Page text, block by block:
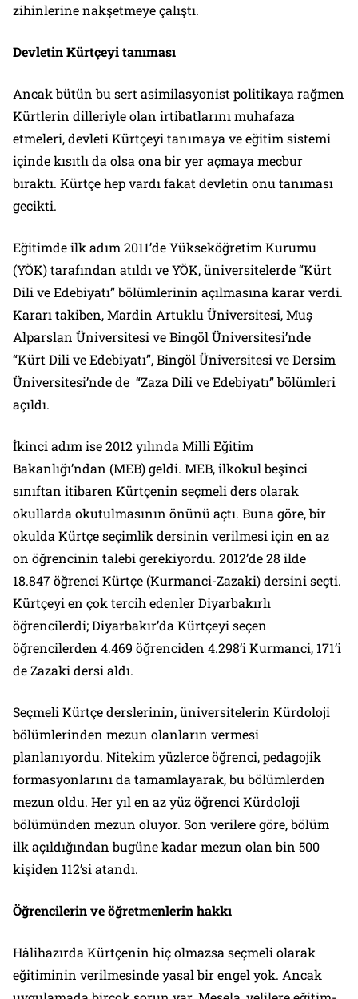
zihinlerine nakşetmeye çalıştı.
Devletin Kürtçeyi tanıması
Ancak bütün bu sert asimilasyonist politikaya rağmen
Kürtlerin dilleriyle olan irtibatlarını muhafaza
etmeleri, devleti Kürtçeyi tanımaya ve eğitim sistemi
içinde kısıtlı da olsa ona bir yer açmaya mecbur
bıraktı. Kürtçe hep vardı fakat devletin onu tanıması
gecikti.
Eğitimde ilk adım 2011’de Yükseköğretim Kurumu
(YÖK) tarafından atıldı ve YÖK, üniversitelerde “Kürt
Dili ve Edebiyatı” bölümlerinin açılmasına karar verdi.
Kararı takiben, Mardin Artuklu Üniversitesi, Muş
Alparslan Üniversitesi ve Bingöl Üniversitesi’nde
“Kürt Dili ve Edebiyatı”, Bingöl Üniversitesi ve Dersim
Üniversitesi’nde de “Zaza Dili ve Edebiyatı” bölümleri
açıldı.
İkinci adım ise 2012 yılında Milli Eğitim
Bakanlığı’ndan (MEB) geldi. MEB, ilkokul beşinci
sınıftan itibaren Kürtçenin seçmeli ders olarak
okullarda okutulmasının önünü açtı. Buna göre, bir
okulda Kürtçe seçimlik dersinin verilmesi için en az
on öğrencinin talebi gerekiyordu. 2012’de 28 ilde
18.847 öğrenci Kürtçe (Kurmanci-Zazaki) dersini seçti.
Kürtçeyi en çok tercih edenler Diyarbakırlı
öğrencilerdi; Diyarbakır’da Kürtçeyi seçen
öğrencilerden 4.469 öğrenciden 4.298’i Kurmanci, 171’i
de Zazaki dersi aldı.
Seçmeli Kürtçe derslerinin, üniversitelerin Kürdoloji
bölümlerinden mezun olanların vermesi
planlanıyordu. Nitekim yüzlerce öğrenci, pedagojik
formasyonlarını da tamamlayarak, bu bölümlerden
mezun oldu. Her yıl en az yüz öğrenci Kürdoloji
bölümünden mezun oluyor. Son verilere göre, bölüm
ilk açıldığından bugüne kadar mezun olan bin 500
kişiden 112’si atandı.
Öğrencilerin ve öğretmenlerin hakkı
Hâlihazırda Kürtçenin hiç olmazsa seçmeli olarak
eğitiminin verilmesinde yasal bir engel yok. Ancak